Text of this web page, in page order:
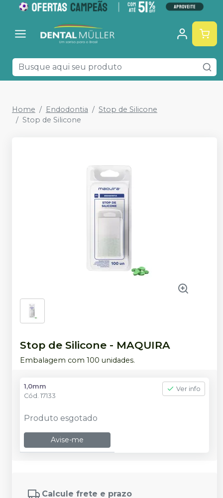
Home Endodontia
Stop de Silicone
Stop de Silicone
Stop de Silicone - MAQUIRA
Embalagem com 100 unidades.
1,0mm
Cód. 17133
Ver info
Produto esgotado
Avise-me
Calcule frete e prazo